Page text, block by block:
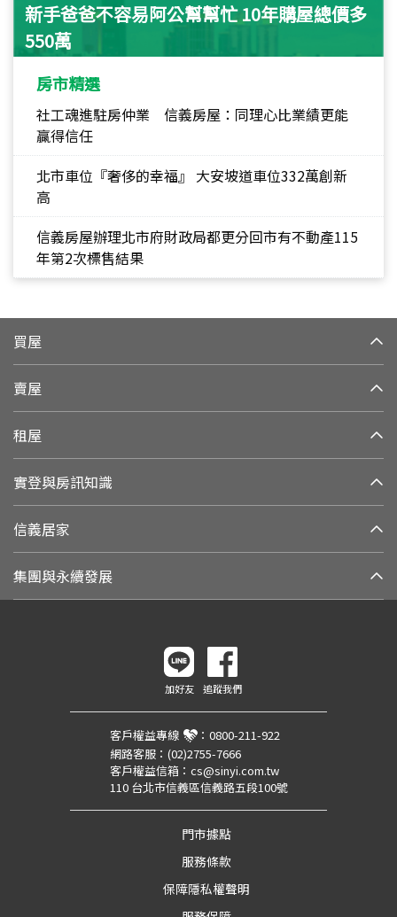
新手爸爸不容易阿公幫幫忙 10年購屋總價多
550萬
房市精選
社工魂進駐房仲業 信義房屋：同理心比業績更能
贏得信任
北市車位『奢侈的幸福』 大安坡道車位332萬創新
高
信義房屋辦理北市府財政局都更分回市有不動產115
年第2次標售結果
買屋
賣屋
租屋
實登與房訊知識
信義居家
集團與永續發展
加好友 追蹤我們
客戶權益專線 ： 0800-211-922
網路客服： (02)2755-7666
客戶權益信箱： cs@sinyi.com.tw
110 台北市信義區信義路五段100號
門市據點
服務條款
保障隱私權聲明